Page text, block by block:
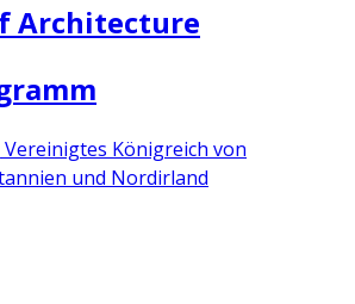
Architecture
Königreich von
und Nordirland